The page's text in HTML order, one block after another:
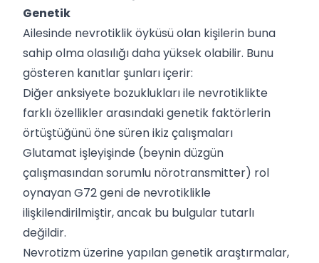
Genetik
Ailesinde nevrotiklik öyküsü olan kişilerin buna
sahip olma olasılığı daha yüksek olabilir. Bunu
gösteren kanıtlar şunları içerir:
Diğer anksiyete bozuklukları ile nevrotiklikte
farklı özellikler arasındaki genetik faktörlerin
örtüştüğünü öne süren ikiz çalışmaları
Glutamat işleyişinde (beynin düzgün
çalışmasından sorumlu nörotransmitter) rol
oynayan G72 geni de nevrotiklikle
ilişkilendirilmiştir, ancak bu bulgular tutarlı
değildir.
Nevrotizm üzerine yapılan genetik araştırmalar,